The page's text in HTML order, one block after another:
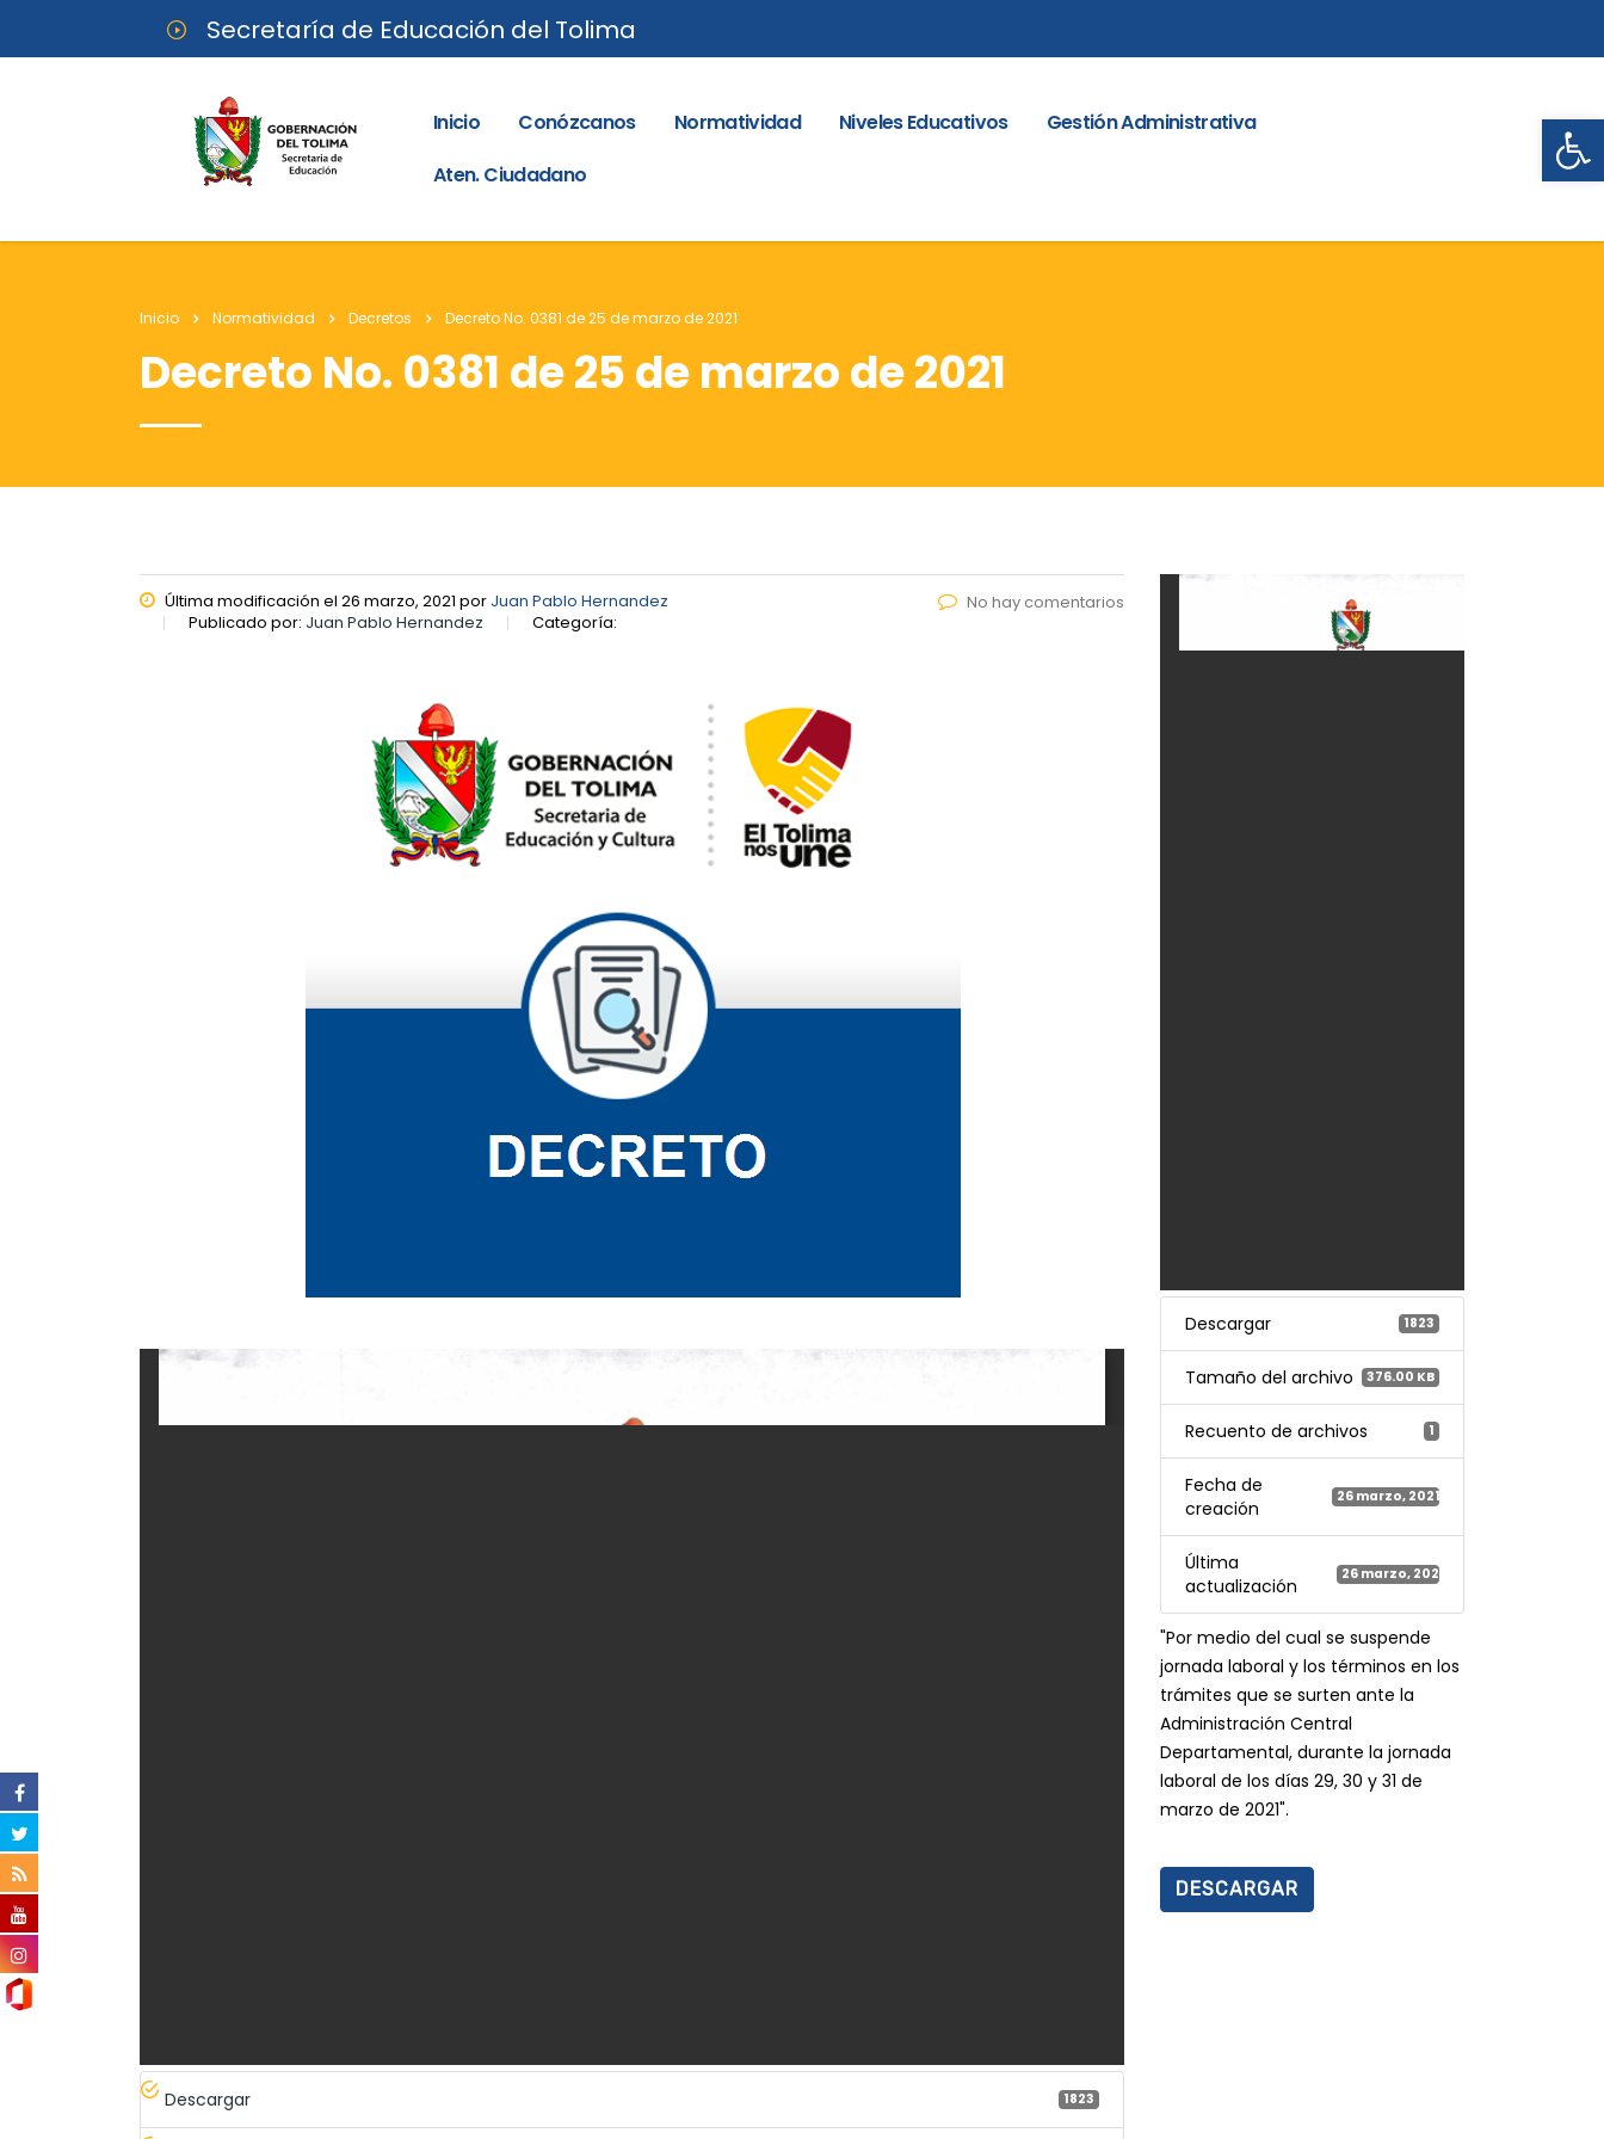
Secretaría de Educación del Tolima
Inicio Conózcanos Normatividad Niveles Educativos
Gestión Administrativa
Aten. Ciudadano
Inicio Normatividad Decretos Decreto No. 0381 de 25 de marzo de 2021
Decreto No. 0381 de 25 de marzo de 2021
Última modificación el 26 marzo, 2021 por Juan Pablo Hernandez
Publicado por: Juan Pablo Hernandez Categoría:
No hay comentarios
Descargar 1823
Descargar 1823
Tamaño del archivo 376.00 KB
Recuento de archivos 1
Fecha de
creación
26 marzo, 2021
Última
actualización
26 marzo, 2021
"Por medio del cual se suspende
jornada laboral y los términos en los
trámites que se surten ante la
Administración Central
Departamental, durante la jornada
laboral de los días 29, 30 y 31 de
marzo de 2021".
DESCARGAR